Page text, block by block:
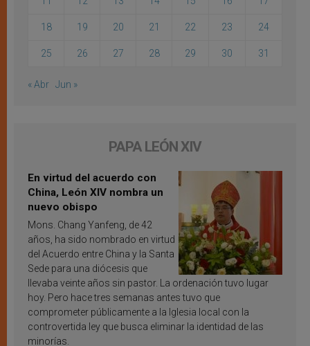
18 19 20 21 22 23 24
25 26 27 28 29 30 31
« Abr Jun »
PAPA LEÓN XIV
En virtud del acuerdo con
China, León XIV nombra un
nuevo obispo
Mons. Chang Yanfeng, de 42
años, ha sido nombrado en virtud
del Acuerdo entre China y la Santa
Sede para una diócesis que
llevaba veinte años sin pastor. La ordenación tuvo lugar
hoy. Pero hace tres semanas antes tuvo que
comprometer públicamente a la Iglesia local con la
controvertida ley que busca eliminar la identidad de las
minorías.